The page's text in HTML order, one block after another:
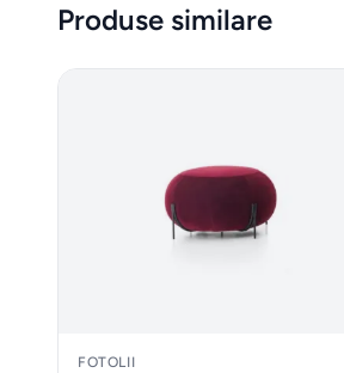
Produse similare
FOTOLII